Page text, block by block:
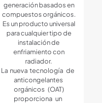
generación basados en
compuestos orgánicos.
Es un producto universal
para cualquier tipo de
instalación de
enfriamiento con
radiador.
La nueva tecnología de
anticongelantes
orgánicos (OAT)
proporciona un